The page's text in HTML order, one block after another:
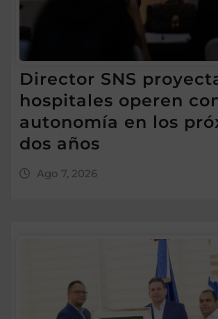
Director SNS
hospitales operen
autonomía en los
dos años
Ago 7, 2026